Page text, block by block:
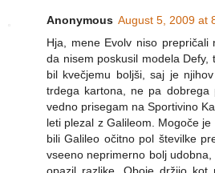
Anonymous August 5, 2009 at
Hja, mene Evolv niso prepričali
da nisem poskusil modela
bil kvečjemu boljši, saj je
trdega kartona, ne pa dobrega
vedno prisegam na Sportivino
leti plezal z Galileom. Mogoče
bili Galileo očitno pol številke
vseeno neprimerno bolj